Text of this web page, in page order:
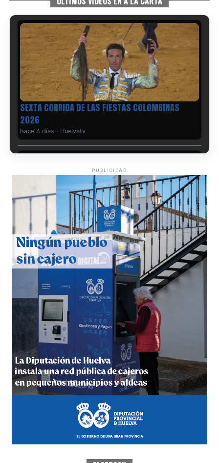
6º DÍA DE LAS FIESTAS COLOMBINAS 2026
hace 4 días
QUINTA CORRIDA DE LAS FIESTAS COLOMBINAS
2026
hace 5 días·Huelvatv
5º DÍA DE LAS FIESTAS COLOMBINAS 2026
hace 5 días·Huelvatv
PUBLICIDAD